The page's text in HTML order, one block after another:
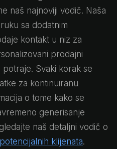
naš najnoviji vodič. Naša
sa dodatnim
kontakt u niz za
prodajni
Svaki korak se
za kontinuiranu
o tome kako se
generisanje
naš detaljni vodič o
klijenata.